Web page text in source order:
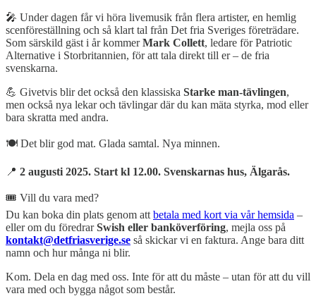
🎤 Under dagen får vi höra livemusik från flera artister, en hemlig
scenföreställning och så klart tal från Det fria Sveriges företrädare.
Som särskild gäst i år kommerMark Collett, ledare för Patriotic
Alternative i Storbritannien, för att tala direkt till er – de fria
svenskarna.
💪 Givetvis blir det också den klassiska Starke man-tävlingen,
men också nya lekar och tävlingar där du kan mäta styrka, mod eller
bara skratta med andra.
🍽️ Det blir god mat. Glada samtal. Nya minnen.
📍 2 augusti 2025. Start kl 12.00. Svenskarnas hus, Älgarås.
🎟️ Vill du vara med?
Du kan boka din plats genom att betala med kort via vår hemsida –
eller om du föredrarSwish eller banköverföring, mejla oss på
kontakt@detfriasverige.se så skickar vi en faktura. Ange bara ditt
namn och hur många ni blir.
Kom. Dela en dag med oss. Inte för att du måste – utan för att du vill
vara med och bygga något som består.